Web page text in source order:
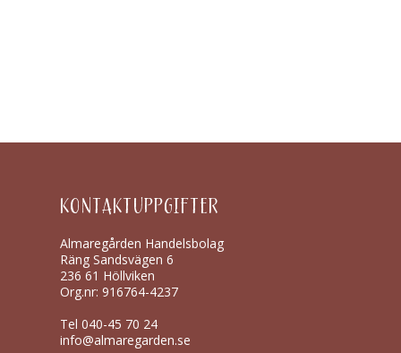
KONTAKTUPPGIFTER
Almaregården Handelsbolag
Räng Sandsvägen 6
236 61 Höllviken
Org.nr: 916764-4237
Tel040-45 70 24
info@almaregarden.se